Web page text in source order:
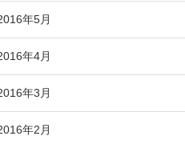
年5月
年4月
年3月
年2月